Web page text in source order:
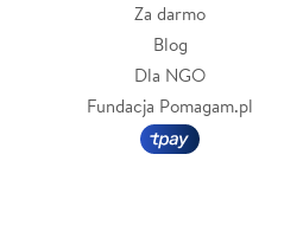
Za darmo
Blog
Dla NGO
Fundacja Pomagam.pl